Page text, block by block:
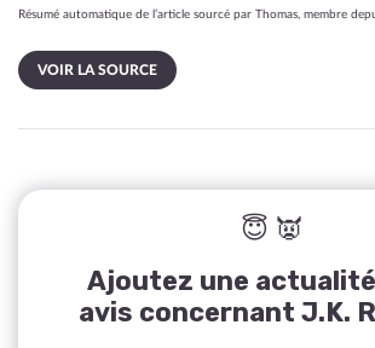
Résumé automatique de l’article sourcé par Thomas, membre
VOIR LA SOURCE
😇 👿
Ajoutez une
avis concernant J.K.